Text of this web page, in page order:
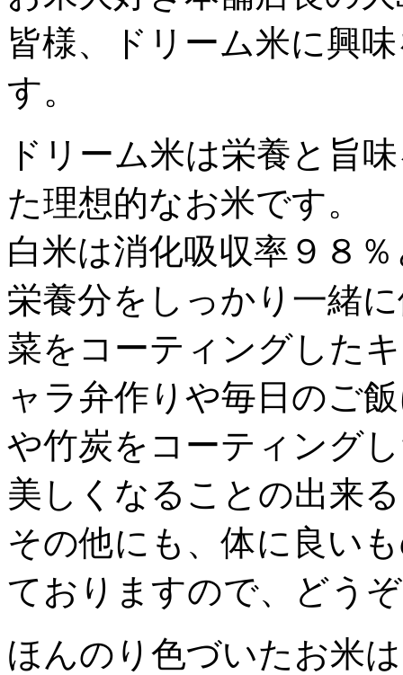
皆様、ドリーム米に興
す。
ドリーム米は栄養と旨
た理想的なお米です。
白米は消化吸収率９８
栄養分をしっかり一緒
菜をコーティングした
ャラ弁作りや毎日のご
や竹炭をコーティング
美しくなることの出来
その他にも、体に良い
ておりますので、どう
ほんのり色づいたお米